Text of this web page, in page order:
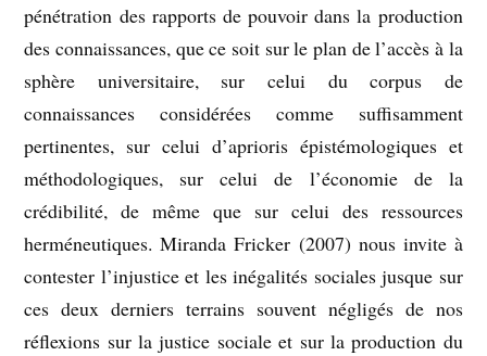
pénétration des rapports de pouvoir dans la production
des connaissances, que ce soit sur le plan de l’accès à la
sphère universitaire, sur celui du corpus de
connaissances considérées comme suffisamment
pertinentes, sur celui d’aprioris épistémologiques et
méthodologiques, sur celui de l’économie de la
crédibilité, de même que sur celui des ressources
herméneutiques. Miranda Fricker (2007) nous invite à
contester l’injustice et les inégalités sociales jusque sur
ces deux derniers terrains souvent négligés de nos
réflexions sur la justice sociale et sur la production du